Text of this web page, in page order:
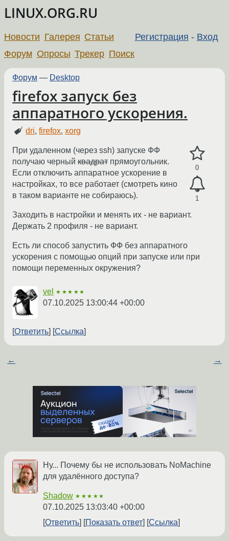
LINUX.ORG.RU
Регистрация - Вход
Новости Галерея Статьи
Форум Опросы Трекер Поиск
Форум — Desktop
firefox запуск без
аппаратного ускорения.
dri,firefox,xorg
0
1
При удаленном (через ssh) запуске ФФ
получаю черный квадрат прямоугольник.
Если отключить аппаратное ускорение в
настройках, то все работает (смотреть кино
в таком варианте не собираюсь).
Заходить в настройки и менять их - не вариант.
Держать 2 профиля - не вариант.
Есть ли способ запустить ФФ без аппаратного
ускорения c помощью опций при запуске или при
помощи переменных окружения?
vel ★★★★★
07.10.2025 13:00:44 +00:00
Ответить Ссылка
← →
Ну... Почему бы не использовать NoMachine
для удалённого доступа?
Shadow ★★★★★
07.10.2025 13:03:40 +00:00
Ответить
Показать ответ Ссылка